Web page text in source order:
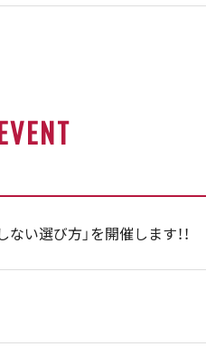
い選び方」を開催します！！